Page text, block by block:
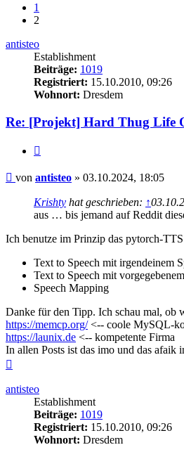
1
2
antisteo
Establishment
Beiträge: 1019
Registriert: 15.10.2010, 09:26
Wohnort: Dresdem
Re: [Projekt] Hard Thug Life
Beitrag
von antisteo » 03.10.2024, 18:05
Krishty hat geschrieben: ↑
aus … bis jemand auf Reddit
Ich benutze im Prinzip das pytorch-
Text to Speech mit irgendeinem
Text to Speech mit
Speech Mapping
Danke für den Tipp. Ich schau mal, ob
https://memcp.org/<-- coole MySQL-
https://launix.de <-- kompetente Firma
In allen Posts ist das imo und das afaik
antisteo
Establishment
Beiträge: 1019
Registriert: 15.10.2010, 09:26
Wohnort: Dresdem